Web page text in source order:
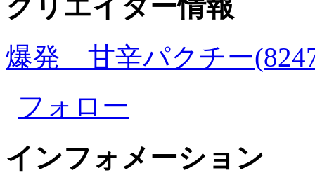
クリエイター情報
爆発 甘辛パクチー
フォロー
インフォメーション